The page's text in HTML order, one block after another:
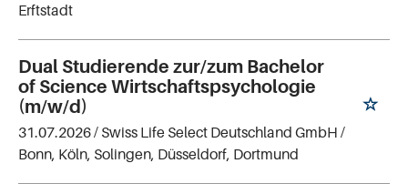
Erftstadt
Dual Studierende zur/zum Bachelor
of Science Wirtschaftspsychologie
(m/w/d)
31.07.2026 / Swiss Life Select Deutschland GmbH /
Bonn, Köln, Solingen, Düsseldorf, Dortmund